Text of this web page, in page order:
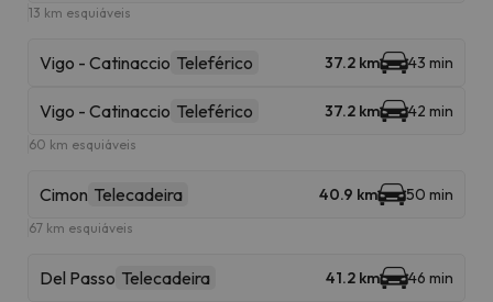
13 km esquiáveis
Vigo - Catinaccio Teleférico 37.2 km 43 min
Vigo - Catinaccio Teleférico 37.2 km 42 min
60 km esquiáveis
Cimon Telecadeira 40.9 km 50 min
67 km esquiáveis
Del Passo Telecadeira 41.2 km 46 min